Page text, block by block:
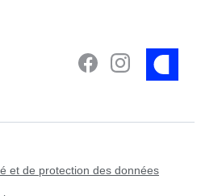
et de protection des données